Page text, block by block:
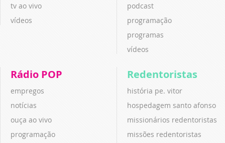
tv ao vivo
vídeos
podcast
programação
programas
vídeos
Rádio POP
empregos
notícias
ouça ao vivo
programação
Redentoristas
história pe. vitor
hospedagem santo afonso
missionários redentoristas
missões redentoristas